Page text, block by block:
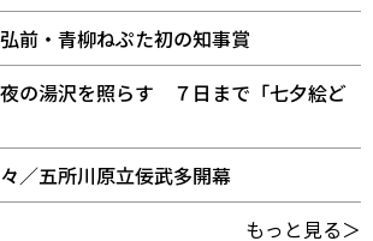
前・青柳ねぷた初の知事賞
の湯沢を照らす ７日まで「七夕絵ど
／五所川原立佞武多開幕
もっと見る＞